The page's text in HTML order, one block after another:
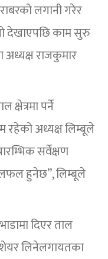
लगानी गरेर
देखाएपछि काम सुरु
अध्यक्ष राजकुमार
पर्ने
रहेको अध्यक्ष लिम्बूले
सर्वेक्षण
हुनेछ”, लिम्बूले
दिएर ताल
शेयर लिनेलगायतका